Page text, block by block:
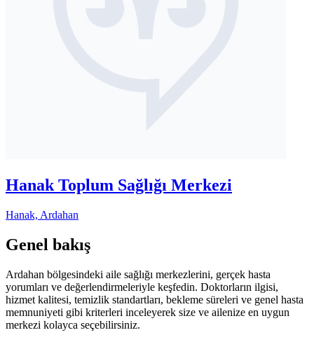
Hanak Toplum Sağlığı Merkezi
Hanak, Ardahan
Genel bakış
Ardahan bölgesindeki aile sağlığı merkezlerini, gerçek hasta
yorumları ve değerlendirmeleriyle keşfedin. Doktorların ilgisi,
hizmet kalitesi, temizlik standartları, bekleme süreleri ve genel hasta
memnuniyeti gibi kriterleri inceleyerek size ve ailenize en uygun
merkezi kolayca seçebilirsiniz.